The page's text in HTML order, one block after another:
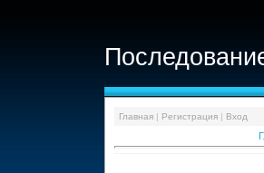
Главная| Регистрация| Вход